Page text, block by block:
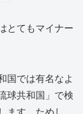
とてもマイナー
国では有名なよ
球共和国」で検
す。ためし